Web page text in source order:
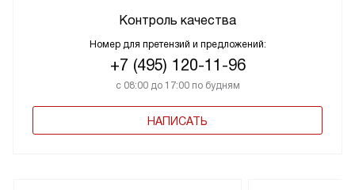
Контроль качества
Номер для претензий и предложений:
+7 (495) 120-11-96
с 08:00 до 17:00 по будням
НАПИСАТЬ